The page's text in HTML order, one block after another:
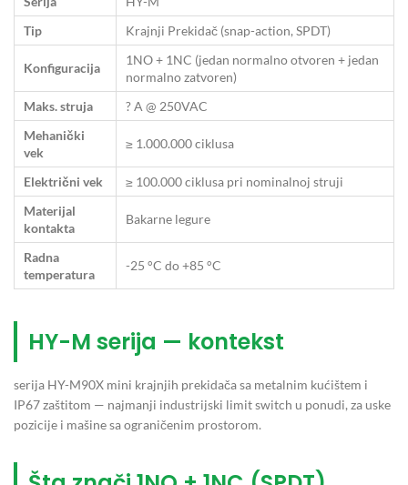
Tip
Krajnji Prekidač (snap-action, SPDT)
Konfiguracija
1NO + 1NC (jedan normalno otvoren + jedan
normalno zatvoren)
Maks. struja
? A @ 250VAC
Mehanički
vek
≥ 1.000.000 ciklusa
Električni vek
≥ 100.000 ciklusa pri nominalnoj struji
Materijal
kontakta
Bakarne legure
Radna
temperatura
-25 °C do +85 °C
HY-M serija — kontekst
serija HY-M90X mini krajnjih prekidača sa metalnim kućištem i
IP67 zaštitom — najmanji industrijski limit switch u ponudi, za uske
pozicije i mašine sa ograničenim prostorom.